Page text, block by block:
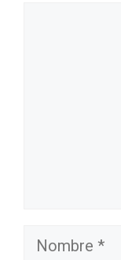
Nombre